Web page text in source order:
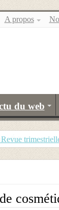
A propos
du web
Éditions